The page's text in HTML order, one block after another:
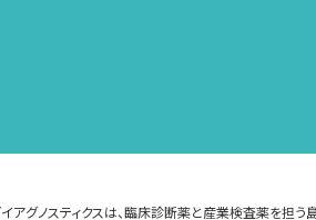
アグノスティクスは、臨床診断薬と産業検査薬を担う